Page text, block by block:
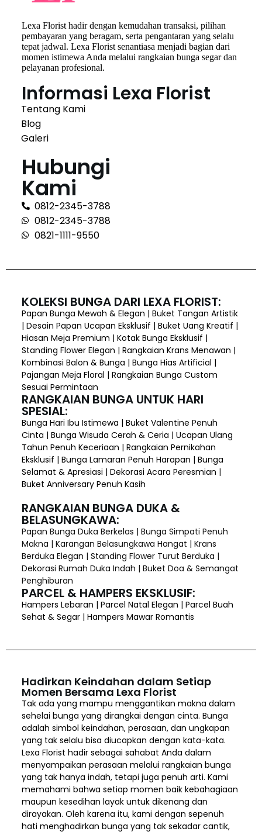
Lexa Florist hadir dengan kemudahan transaksi, pilihan
pembayaran yang beragam, serta pengantaran yang selalu
tepat jadwal. Lexa Florist senantiasa menjadi bagian dari
momen istimewa Anda melalui rangkaian bunga segar dan
pelayanan profesional.
Informasi Lexa Florist
Tentang Kami
Blog
Galeri
Hubungi
Kami
0812-2345-3788
0812-2345-3788
0821-1111-9550
KOLEKSI BUNGA DARI LEXA FLORIST:
Papan Bunga Mewah & Elegan | Buket Tangan Artistik
| Desain Papan Ucapan Eksklusif | Buket Uang Kreatif |
Hiasan Meja Premium | Kotak Bunga Eksklusif |
Standing Flower Elegan | Rangkaian Krans Menawan |
Kombinasi Balon & Bunga | Bunga Hias Artificial |
Pajangan Meja Floral | Rangkaian Bunga Custom
Sesuai Permintaan
RANGKAIAN BUNGA UNTUK HARI
SPESIAL:
Bunga Hari Ibu Istimewa | Buket Valentine Penuh
Cinta | Bunga Wisuda Cerah & Ceria | Ucapan Ulang
Tahun Penuh Keceriaan | Rangkaian Pernikahan
Eksklusif | Bunga Lamaran Penuh Harapan | Bunga
Selamat & Apresiasi | Dekorasi Acara Peresmian |
Buket Anniversary Penuh Kasih
RANGKAIAN BUNGA DUKA &
BELASUNGKAWA:
Papan Bunga Duka Berkelas | Bunga Simpati Penuh
Makna | Karangan Belasungkawa Hangat | Krans
Berduka Elegan | Standing Flower Turut Berduka |
Dekorasi Rumah Duka Indah | Buket Doa & Semangat
Penghiburan
PARCEL & HAMPERS EKSKLUSIF:
Hampers Lebaran | Parcel Natal Elegan | Parcel Buah
Sehat & Segar | Hampers Mawar Romantis
Hadirkan Keindahan dalam Setiap
Momen Bersama Lexa Florist
Tak ada yang mampu menggantikan makna dalam
sehelai bunga yang dirangkai dengan cinta. Bunga
adalah simbol keindahan, perasaan, dan ungkapan
yang tak selalu bisa diucapkan dengan kata-kata.
Lexa Florist hadir sebagai sahabat Anda dalam
menyampaikan perasaan melalui rangkaian bunga
yang tak hanya indah, tetapi juga penuh arti. Kami
memahami bahwa setiap momen baik kebahagiaan
maupun kesedihan layak untuk dikenang dan
dirayakan. Oleh karena itu, kami dengan sepenuh
hati menghadirkan bunga yang tak sekadar cantik,